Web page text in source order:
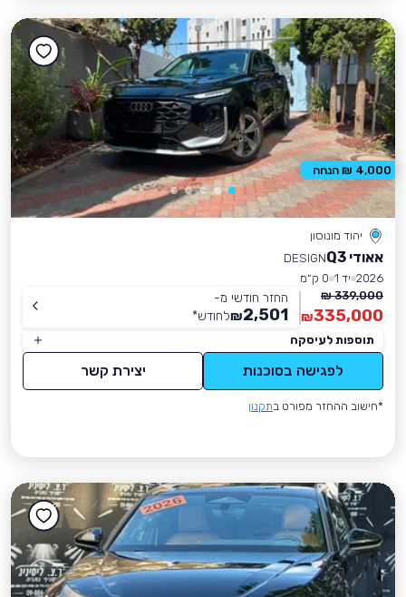
יהוד מונוסון
אאודי Q3
DESIGN
2026 יד 1
0 ק״מ
339,000 ₪
335,000
₪
החזר חודשי מ-
2,501
₪לחודש*
תוספות לעיסקה
לפגישה בסוכנות יצירת קשר
*חישוב ההחזר מפורט בתקנון
4,000 ₪ הנחה